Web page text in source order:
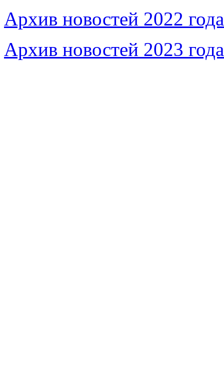
Архив новостей 2022 года
Архив новостей 2023 года